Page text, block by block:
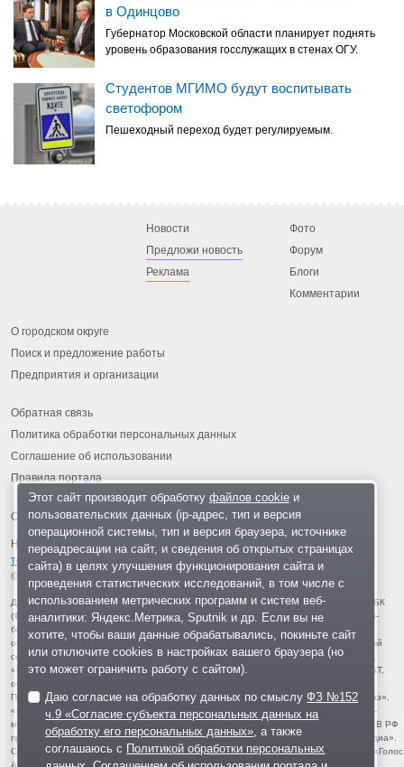
в Одинцово
Губернатор Московской области планирует поднять
уровень образования госслужащих в стенах ОГУ.
Студентов МГИМО будут воспитывать
светофором
Пешеходный переход будет регулируемым.
Новости
Предложи новость
Реклама
Фото
Форум
Блоги
Комментарии
О городском округе
Поиск и предложение работы
Предприятия и организации
Обратная связь
Политика обработки персональных данных
Соглашение об использовании
Правила портала
На информационном ресурсе применяются
технологии
© 2013-2026 «ОИНФО»,
сделано в Одинцово
Для читателей: В России признаны экстремистскими и запрещены организации ФБК
(Фонд борьбы с коррупцией, признан иноагентом), Штабы Навального, «Национал-
большевистская партия», «Свидетели Иеговы», «Армия воли народа», «Русский
общенациональный союз», «Движение против нелегальной иммиграции», «Правый
сектор», УНА-УНСО, УПА, «Тризуб им. Степана Бандеры», «Мизантропик дивижн»,
«Меджлис крымскотатарского народа», движение «Артподготовка», движение ЛГБТ,
общероссийская политическая партия «Воля», АУЕ, батальоны «Азов» и «Айдар».
Признаны террористическими и запрещены: «Движение Талибан», «Имарат Кавказ»,
«Исламское государство» (ИГ, ИГИЛ), Джебхад-ан-Нусра, «АУМ Синрике», «Братья-
мусульмане», «Аль-Каида в странах исламского Магриба», «Сеть», «Колумбайн». В РФ
признана нежелательной деятельность «Открытой России», издания «Проект Медиа».
СМИ-иноагентами признаны: телеканал «Дождь», «Медуза», «Важные истории», «Голос
Америки», радио «Свобода», The Insider, «Медиазона», ОВД-инфо. Иноагентами
Этот сайт производит обработку файлов cookieи
пользовательских данных (ip-адрес, тип и версия
операционной системы, тип и версия браузера, источнике
переадресации на сайт, и сведения об открытых страницах
сайта) в целях улучшения функционирования сайта и
проведения статистических исследований, в том числе с
использованием метрических программ и систем веб-
аналитики: Яндекс.Метрика, Sputnik и др. Если вы не
хотите, чтобы ваши данные обрабатывались, покиньте сайт
или отключите cookies в настройках вашего браузера (но
это может ограничить работу с сайтом).
Даю согласие на обработку данных по смыслуФЗ №152
ч.9 «Согласие субъекта персональных данных на
обработку его персональных данных» , а также
соглашаюсь с Политикой обработки персональных